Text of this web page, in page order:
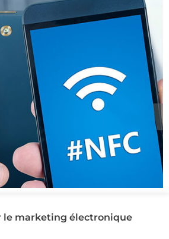
le marketing électronique